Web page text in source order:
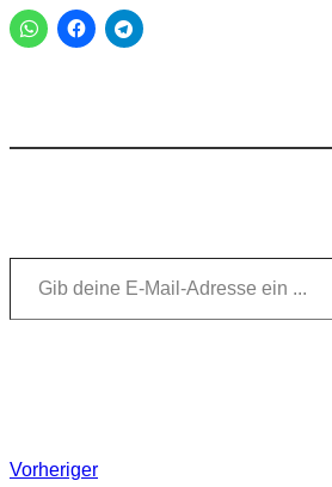
Gib deine E-Mail-Adresse ein …
Vorheriger